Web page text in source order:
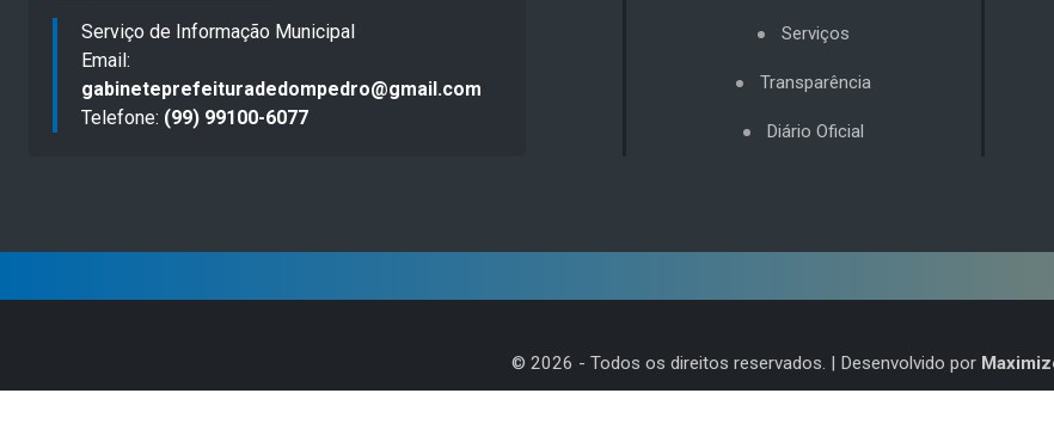
Serviço de Informação Municipal
Email:
gabineteprefeituradedompedro@gmail.com
Telefone: (99) 99100-6077
Serviços
Transparência
Diário Oficial
© 2026 - Todos os direitos reservados. | Desenvolvido por